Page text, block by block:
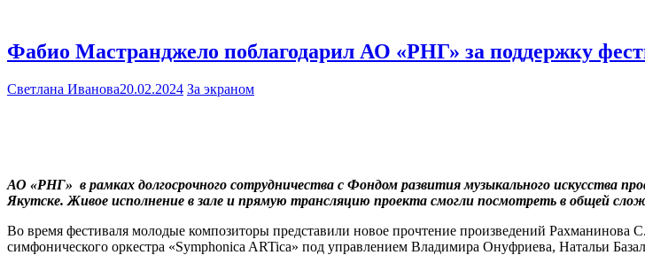
Фабио Мастранджело поблагодарил АО «РНГ» за поддержку
Светлана Иванова20.02.2024 За экраном
АО «РНГ» в рамках долгосрочного сотрудничества с Фондом развития музыкального искусства
Якутске. Живое исполнение в зале и прямую трансляцию проекта смогли посмотреть в общей
Во время фестиваля молодые композиторы представили новое прочтение произведений
симфонического оркестра «Symphonica ARTica» под управлением Владимира Онуфриева, Натальи